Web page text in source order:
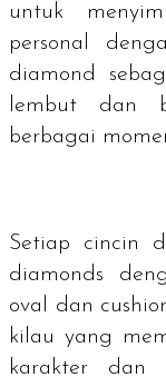
untuk
personal
diamond
lembut dan
berbagai
Setiap cincin
diamonds
oval dan
kilau yang
karakter dan